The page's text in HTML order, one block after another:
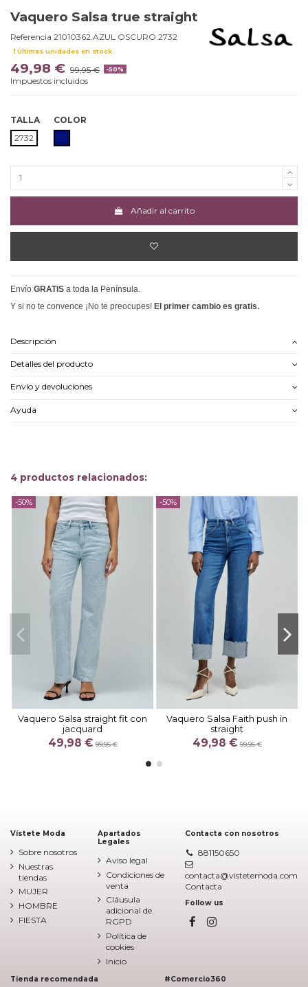
Vaquero Salsa true straight
Referencia 21010362.AZUL OSCURO.2732
Últimas unidades en stock
49,98 € 99,95 € -50%
Impuestos incluidos
TALLA
2732
COLOR
Añadir al carrito
Envío GRATIS a toda la Península.
Y si no te convence ¡No te preocupes! El primer cambio es gratis.
Descripción
Detalles del producto
Envío y devoluciones
Ayuda
4 productos relacionados:
-50%
Vaquero Salsa straight fit con
jacquard
49,98 €99,95 €
-50%
Vaquero Salsa Faith push in
straight
49,98 €99,95 €
Vístete Moda
Sobre nosotros
Nuestras
tiendas
MUJER
HOMBRE
FIESTA
Apartados
Legales
Aviso legal
Condiciones de
venta
Cláusula
adicional de
RGPD
Política de
cookies
Inicio
Contacta con nosotros
881150650
contacta@vistetemoda.com
Contacta
Follow us
Tienda recomendada #Comercio360